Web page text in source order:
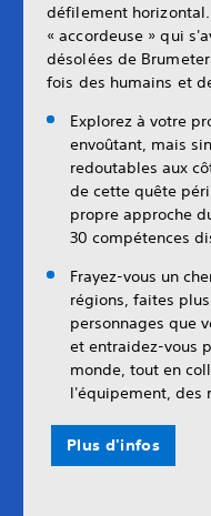
défilement
« accordeuse » qui
désolées de
fois des humains et
Explorez à votre
envoûtant, mais
redoutables aux
de cette quête
propre approche
30 compétences
Frayez-vous un
régions, faites
personnages que
et entraidez-vous
monde, tout en
l'équipement, des
Plus d'infos